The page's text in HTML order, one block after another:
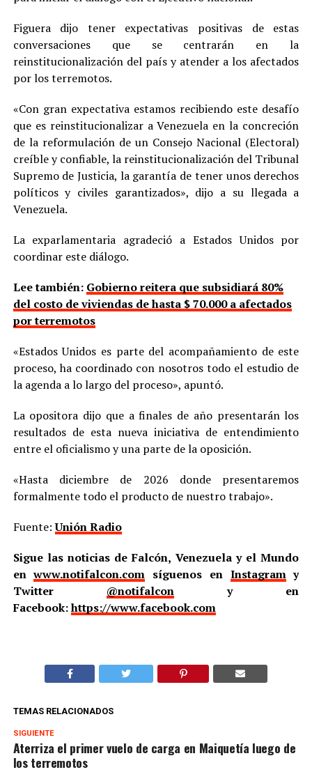
Figuera dijo tener expectativas positivas de estas
conversaciones que se centrarán en la
reinstitucionalización del país y atender a los afectados
por los terremotos.
«Con gran expectativa estamos recibiendo este desafío
que es reinstitucionalizar a Venezuela en la concreción
de la reformulación de un Consejo Nacional (Electoral)
creíble y confiable, la reinstitucionalización del Tribunal
Supremo de Justicia, la garantía de tener unos derechos
políticos y civiles garantizados», dijo a su llegada a
Venezuela.
La exparlamentaria agradeció a Estados Unidos por
coordinar este diálogo.
Lee también: Gobierno reitera que subsidiará 80%
del costo de viviendas de hasta $ 70.000 a afectados
por terremotos
«Estados Unidos es parte del acompañamiento de este
proceso, ha coordinado con nosotros todo el estudio de
la agenda a lo largo del proceso», apuntó.
La opositora dijo que a finales de año presentarán los
resultados de esta nueva iniciativa de entendimiento
entre el oficialismo y una parte de la oposición.
«Hasta diciembre de 2026 donde presentaremos
formalmente todo el producto de nuestro trabajo».
Fuente:Unión Radio
Sigue las noticias de Falcón, Venezuela y el Mundo
enwww.notifalcon.com síguenos en Instagramy
Twitter @notifalcony en
Facebook:https://www.facebook.com
TEMAS RELACIONADOS
SIGUIENTE
Aterriza el primer vuelo de carga en Maiquetía luego de
los terremotos